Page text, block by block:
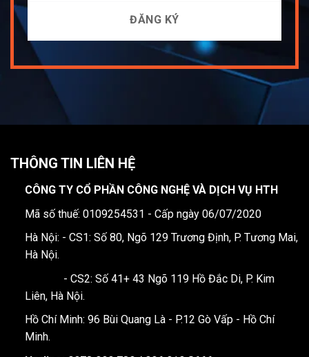
THÔNG TIN LIÊN HỆ
CÔNG TY CỔ PHẦN CÔNG NGHỆ VÀ DỊCH VỤ HTH
Mã số thuế: 0109254531 - Cấp ngày 06/07/2020
Hà Nội: - CS1: Số 80, Ngõ 129 Trương Định, P. Tương Mai,
Hà Nội.
- CS2: Số 41+ 43 Ngõ 119 Hồ Đắc Di, P. Kim
Liên, Hà Nội.
Hồ Chí Minh: 96 Bùi Quang Là - P.12 Gò Vấp - Hồ Chí
Minh.